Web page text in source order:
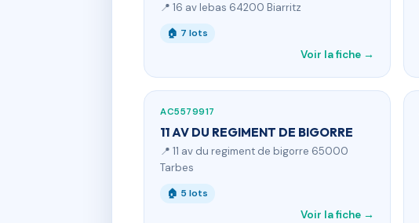
📍 16 av lebas 64200 Biarritz
🏠 7 lots
Voir la fiche →
AC5579917
11 AV DU REGIMENT DE BIGORRE
📍 11 av du regiment de bigorre 65000
Tarbes
🏠 5 lots
Voir la fiche →